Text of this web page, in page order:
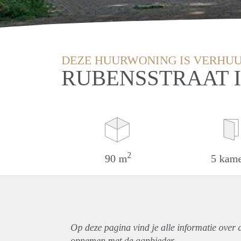
DEZE HUURWONING IS
RUBENSSTRAAT
90 m2 5
Op deze pagina vind je alle informatie over